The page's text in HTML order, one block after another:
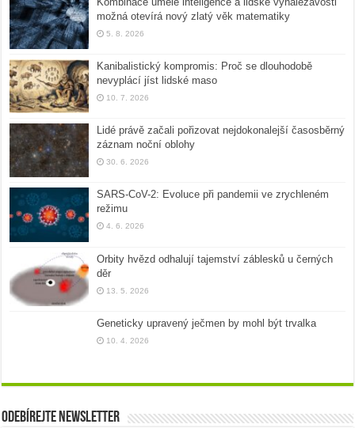
možná otevírá nový zlatý věk matematiky
5. 8. 2026
Kanibalistický kompromis: Proč se dlouhodobě
nevyplácí jíst lidské maso
10. 7. 2026
Lidé právě začali pořizovat nejdokonalejší časosběrný
záznam noční oblohy
30. 6. 2026
SARS-CoV-2: Evoluce při pandemii ve zrychleném
režimu
4. 6. 2026
Orbity hvězd odhalují tajemství záblesků u černých
děr
13. 5. 2026
Geneticky upravený ječmen by mohl být trvalka
10. 4. 2026
Odebírejte newsletter